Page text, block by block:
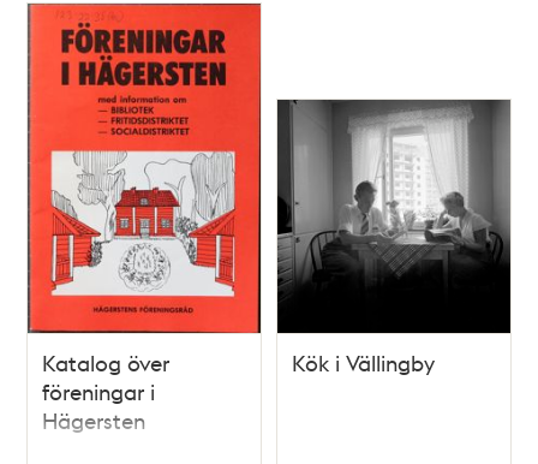
Katalog över
föreningar i
Hägersten
Kök i Vällingby